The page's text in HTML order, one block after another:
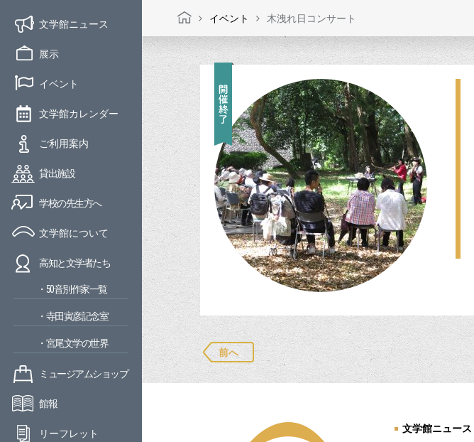
文学館ニュース
展示
イベント
文学館カレンダー
ご利用案内
貸出施設
学校の先生方へ
文学館について
高知と文学者たち
・50音別作家一覧
・寺田寅彦記念室
・宮尾文学の世界
ミュージアムショップ
館報
リーフレット
イベント 木洩れ日コンサート
前へ
文学館ニュース